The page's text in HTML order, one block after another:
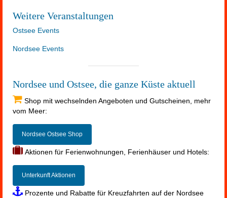
Weitere Veranstaltungen
Ostsee Events
Nordsee Events
Nordsee und Ostsee, die ganze Küste aktuell
Shop mit wechselnden Angeboten und Gutscheinen, mehr
vom Meer:
Nordsee Ostsee Shop
Aktionen für Ferienwohnungen, Ferienhäuser und Hotels:
Unterkunft Aktionen
Prozente und Rabatte für Kreuzfahrten auf der Nordsee